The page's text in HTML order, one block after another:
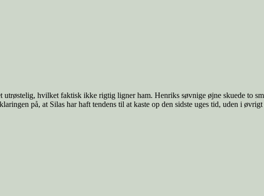
hvilket faktisk ikke rigtig ligner ham. Henriks søvnige øjne skuede to
på, at Silas har haft tendens til at kaste op den sidste uges tid, uden i